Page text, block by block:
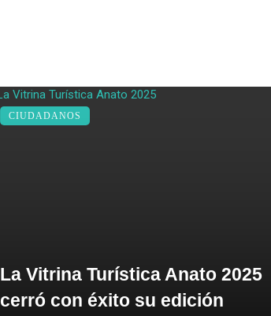
La Vitrina Turística Anato 2025
cerró con éxito su edición
CIUDADANOS